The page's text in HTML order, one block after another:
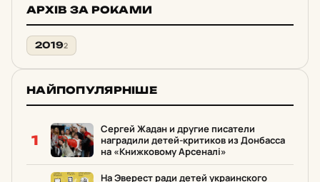
АРХІВ ЗА РОКАМИ
20192
НАЙПОПУЛЯРНІШЕ
1
Сергей Жадан и другие писатели
наградили детей-критиков из Донбасса
на «Книжковому Арсеналі»
На Эверест ради детей украинского